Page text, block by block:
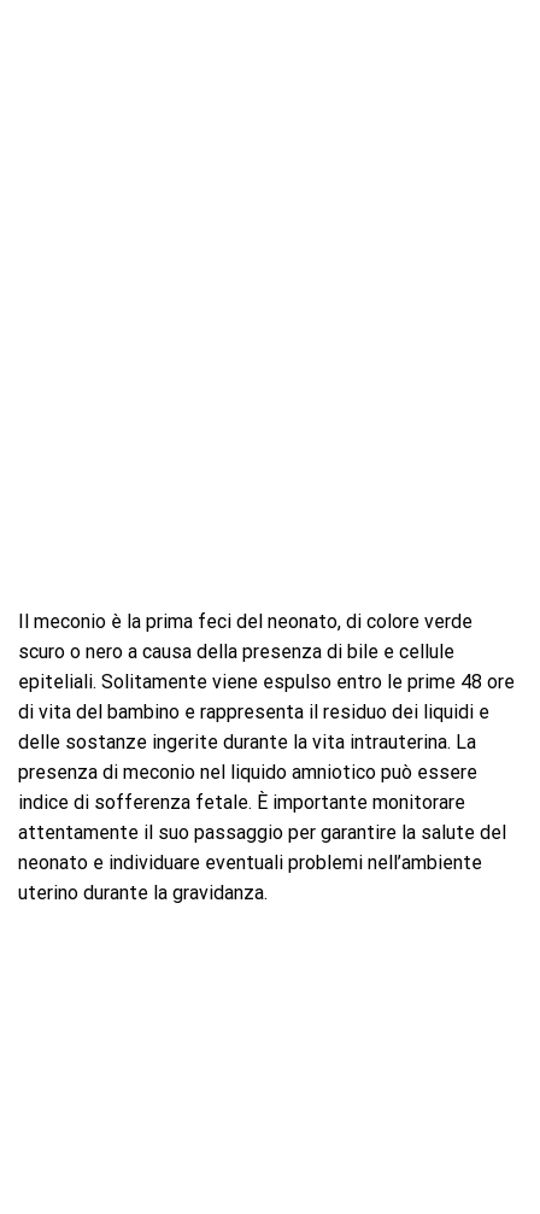
Il meconio è la prima feci del neonato, di colore verde
scuro o nero a causa della presenza di bile e cellule
epiteliali. Solitamente viene espulso entro le prime 48 ore
di vita del bambino e rappresenta il residuo dei liquidi e
delle sostanze ingerite durante la vita intrauterina. La
presenza di meconio nel liquido amniotico può essere
indice di sofferenza fetale. È importante monitorare
attentamente il suo passaggio per garantire la salute del
neonato e individuare eventuali problemi nell’ambiente
uterino durante la gravidanza.